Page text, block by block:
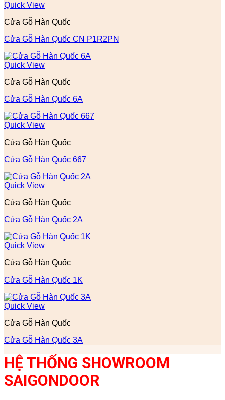
Quick View
Cửa Gỗ Hàn Quốc
Cửa Gỗ Hàn Quốc CN P1R2PN
Quick View
Cửa Gỗ Hàn Quốc
Cửa Gỗ Hàn Quốc 6A
Quick View
Cửa Gỗ Hàn Quốc
Cửa Gỗ Hàn Quốc 667
Quick View
Cửa Gỗ Hàn Quốc
Cửa Gỗ Hàn Quốc 2A
Quick View
Cửa Gỗ Hàn Quốc
Cửa Gỗ Hàn Quốc 1K
Quick View
Cửa Gỗ Hàn Quốc
Cửa Gỗ Hàn Quốc 3A
HỆ THỐNG SHOWROOM
SAIGONDOOR